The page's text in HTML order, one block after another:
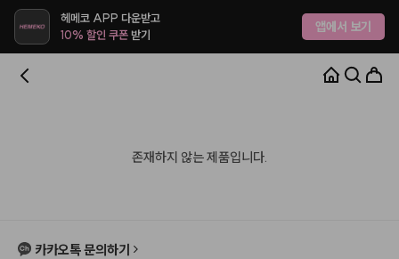
헤메코 APP 다운받고
10% 할인 쿠폰받기 앱에서 보기
존재하지 않는 제품입니다.
카카오톡 문의하기